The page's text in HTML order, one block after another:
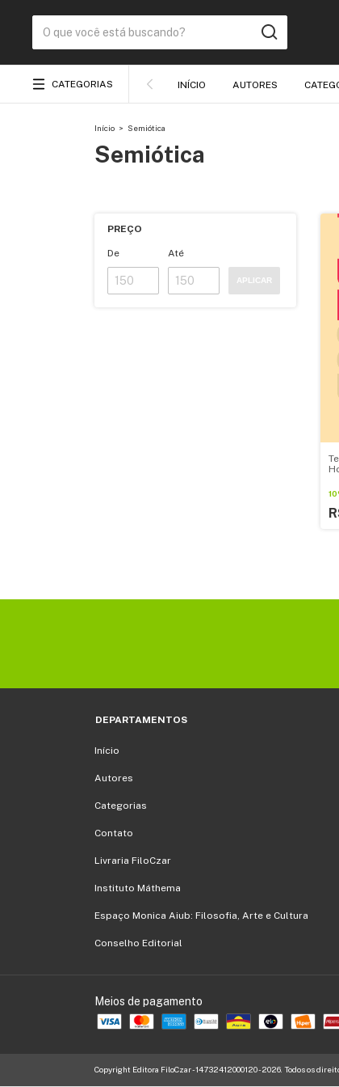
CATEGORIAS INÍCIO AUTORES
Início > Semiótica
Semiótica
PREÇO
De Até
APLICAR
DEPARTAMENTOS
Início
Autores
Categorias
Contato
Livraria FiloCzar
Instituto Máthema
Espaço Monica Aiub: Filosofia, Arte e Cultura
Conselho Editorial
Meios de pagamento
Copyright Editora FiloCzar - 14732412000120 - 2026. Todos os